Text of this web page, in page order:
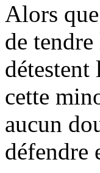
Alors
de
cette
aucun
défendre